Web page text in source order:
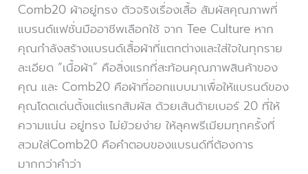
Comb20 ผ้าอยู่ทรง ตัวจริงเรื่องเสื้อ สัมผัสคุณภาพที่
แบรนด์แฟชั่นมืออาชีพเลือกใช้ จาก Tee Culture หาก
คุณกำลังสร้างแบรนด์เสื้อผ้าที่แตกต่างและใส่ใจในทุกราย
ละเอียด “เนื้อผ้า” คือสิ่งแรกที่สะท้อนคุณภาพสินค้าของ
คุณ และ Comb20 คือผ้าที่ออกแบบมาเพื่อให้แบรนด์ของ
คุณโดดเด่นตั้งแต่แรกสัมผัส ด้วยเส้นด้ายเบอร์ 20 ที่ให้
ความแน่น อยู่ทรง ไม่ย้วยง่าย ให้ลุคพรีเมียมทุกครั้งที่
สวมใส่Comb20 คือคำตอบของแบรนด์ที่ต้องการ
มากกว่าคำว่า